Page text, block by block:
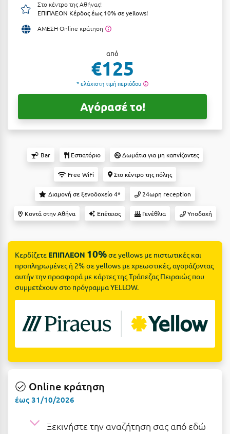
Αργολίδα
Αριδαία
Αστυπάλαια
Βansko
Βραχάτι Κορινθίας
Βυτίνα
Γ
Γαλαξiδι
Γρεβενά
Γύθειο
Δ
Δελφοί
Ξενοδοχεία 3 Αστέρων
Ξενοδοχεία 4 Αστέρων
Κρουαζιέρες
Ενοικιαζόμενα Δωμάτια
Διαμερίσματα
Studios
Boutique Hotels
Ξενώνες
Camping
Δες όλες τις προσφορές
Δες όλα τα πακέτα διακοπών
Στο κέντρο της Αθήνας!
ΕΠΙΠΛΕΟΝ Κέρδος έως 10% σε yellows!
ΑΜΕΣΗ Online κράτηση
από
€125
* ελάχιστη τιμή περιόδου
Αγόρασέ το!
Bar Εστιατόριο Δωμάτια για μη καπνίζοντες
Free WiFi Στο κέντρο της πόλης
Διαμονή σε ξενοδοχείο 4* 24ωρη reception
Κοντά στην Αθήνα Επέτειος Γενέθλια Υποδοχή
Κερδίζετε ΕΠΙΠΛΕΟΝ 10%σε yellows με πιστωτικές και
προπληρωμένες ή 2% σε yellows με χρεωστικές, αγοράζοντας
αυτήν την προσφορά με κάρτες της Τράπεζας Πειραιώς που
συμμετέχουν στο πρόγραμμα YELLOW.
Online κράτηση
έως 31/10/2026
Ξεκινήστε την αναζήτηση σας από εδώ